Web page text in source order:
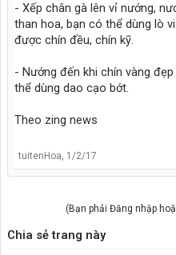
- Xếp chân gà lên vỉ nướng,
than hoa, bạn có thể dùng lò
được chín đều, chín kỹ.
- Nướng đến khi chín vàng
thể dùng dao cạo bớt.
Theo zing news
tuitenHoa, 1/2/17
(Bạn phải Đăng nhập
Chia sẻ trang này